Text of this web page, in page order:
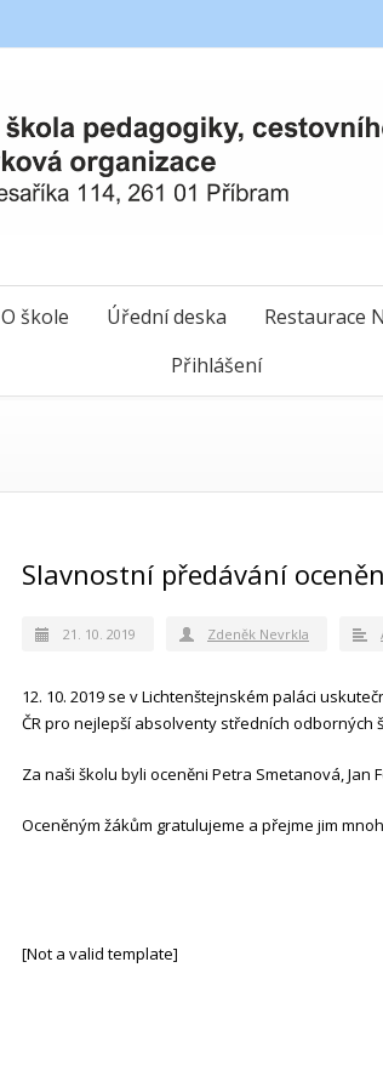
O škole Úřední deska Restaurace
Přihlášení
Slavnostní předávání
21. 10. 2019 Zdeněk Nevrkla
12. 10. 2019 se v Lichtenštejnském paláci
ČR pro nejlepší absolventy středních odborných
Za naši školu byli oceněni Petra Smetanová, Jan
Oceněným žákům gratulujeme a přejme jim
[Not a valid template]